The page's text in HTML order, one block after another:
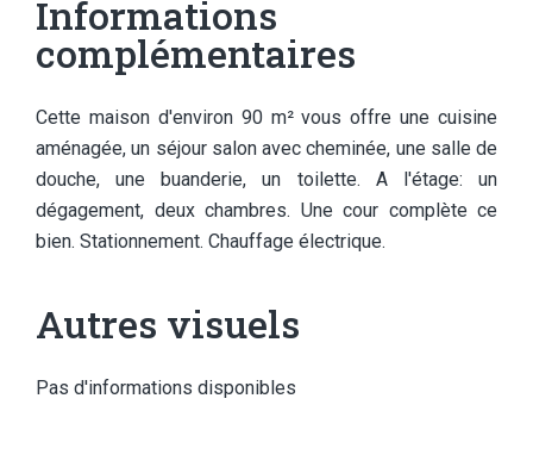
Informations
complémentaires
Cette maison d'environ 90 m² vous offre une cuisine
aménagée, un séjour salon avec cheminée, une salle de
douche, une buanderie, un toilette. A l'étage: un
dégagement, deux chambres. Une cour complète ce
bien. Stationnement. Chauffage électrique.
Autres visuels
Pas d'informations disponibles